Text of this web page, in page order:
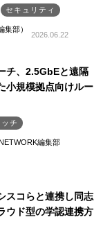
セキュリティ
集部）
2026.06.22
チ、2.5GbEと遠隔
小規模拠点向けルー
チ
編集部
スコらと連携し同志
ウド型の学認連携方